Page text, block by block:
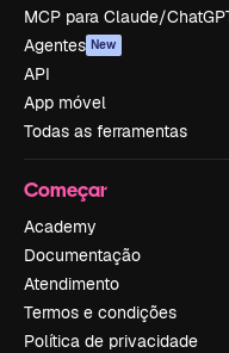
MCP para Claude/
Agentes New
API
App móvel
Todas as ferramentas
Começar
Academy
Documentação
Atendimento
Termos e condições
Política de privacidade